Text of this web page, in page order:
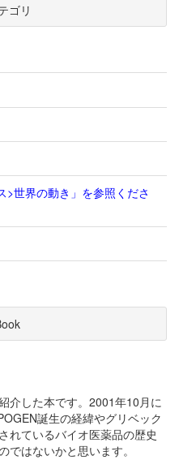
ゴリ
>世界の動き」を参照くださ
介した本です。2001年10月に
誕生の経緯やグリベック
れているバイオ医薬品の歴史
ではないかと思います。